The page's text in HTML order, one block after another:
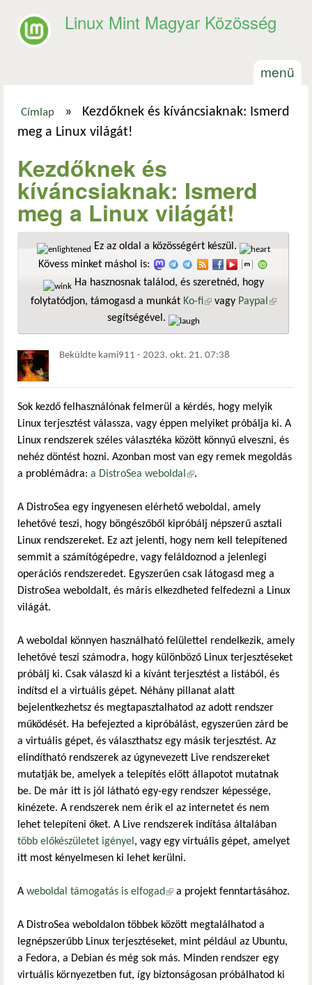
Linux Mint Magyar Közösség
menü
Jelenlegi hely
Címlap »
Kezdőknek és kíváncsiaknak: Ismerd
meg a Linux világát!
Kezdőknek és
kíváncsiaknak: Ismerd
meg a Linux világát!
Ez az oldal a közösségért készül.
Kövess minket máshol is:
Ha hasznosnak találod, és szeretnéd, hogy
folytatódjon, támogasd a munkát Ko-fi(külső hivatkozás)
vagy Paypal
segítségével.
Beküldte kami911 - 2023. okt. 21. 07:38
Sok kezdő felhasználónak felmerül a kérdés, hogy melyik
Linux terjesztést válassza, vagy éppen melyiket próbálja ki. A
Linux rendszerek széles választéka között könnyű elveszni, és
nehéz döntést hozni. Azonban most van egy remek megoldás
a problémádra: a DistroSea weboldal (külső hivatkozás)
.
A DistroSea egy ingyenesen elérhető weboldal, amely
lehetővé teszi, hogy böngészőből kipróbálj népszerű asztali
Linux rendszereket. Ez azt jelenti, hogy nem kell telepítened
semmit a számítógépedre, vagy feláldoznod a jelenlegi
operációs rendszeredet. Egyszerűen csak látogasd meg a
DistroSea weboldalt, és máris elkezdheted felfedezni a Linux
világát.
A weboldal könnyen használható felülettel rendelkezik, amely
lehetővé teszi számodra, hogy különböző Linux terjesztéseket
próbálj ki. Csak válaszd ki a kívánt terjesztést a listából, és
indítsd el a virtuális gépet. Néhány pillanat alatt
bejelentkezhetsz és megtapasztalhatod az adott rendszer
működését. Ha befejezted a kipróbálást, egyszerűen zárd be
a virtuális gépet, és választhatsz egy másik terjesztést. Az
elindítható rendszerek az úgynevezett Live rendszereket
mutatják be, amelyek a telepítés előtt állapotot mutatnak
be. De már itt is jól látható egy-egy rendszer képessége,
kinézete. A rendszerek nem érik el az internetet és nem
lehet telepíteni őket. A Live rendszerek indítása általában
több előkészületet igényel , vagy egy virtuális gépet, amelyet
itt most kényelmesen ki lehet kerülni.
A weboldal támogatás is elfogad (külső hivatkozás)
a projekt fenntartásához.
A DistroSea weboldalon többek között megtalálhatod a
legnépszerűbb Linux terjesztéseket, mint például az Ubuntu,
a Fedora, a Debian és még sok más. Minden rendszer egy
virtuális környezetben fut, így biztonságosan próbálhatod ki